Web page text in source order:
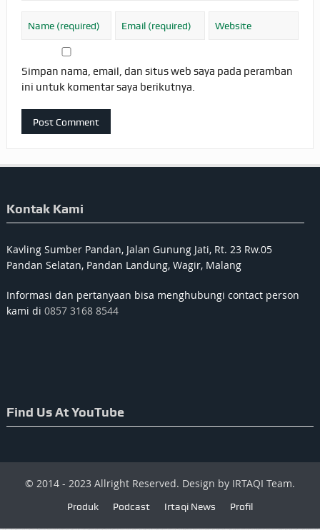
Simpan nama, email, dan situs web saya pada peramban
ini untuk komentar saya berikutnya.
Kontak Kami
Kavling Sumber Pandan, Jalan Gunung Jati, Rt. 23 Rw.05
Pandan Selatan, Pandan Landung, Wagir, Malang
Informasi dan pertanyaan bisa menghubungi contact person
kami di 0857 3168 8544
Find Us At YouTube
© 2014 - 2023 Allright Reserved. Design by IRTAQI Team.
Produk Podcast Irtaqi News Profil